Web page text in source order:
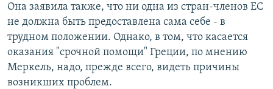
Все сайты РСЕ/РС
Она заявила также, что ни одна из стран-членов ЕС
не должна быть предоставлена сама себе - в
трудном положении. Однако, в том, что касается
оказания "срочной помощи" Греции, по мнению
Меркель, надо, прежде всего, видеть причины
возникших проблем.